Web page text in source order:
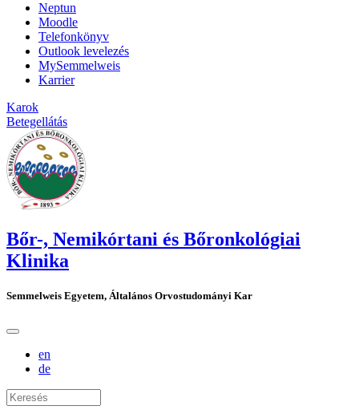
Neptun
Moodle
Telefonkönyv
Outlook levelezés
MySemmelweis
Karrier
Karok
Betegellátás
Bőr-, Nemikórtani és Bőronkológiai
Klinika
Semmelweis Egyetem, Általános Orvostudományi Kar
en
de